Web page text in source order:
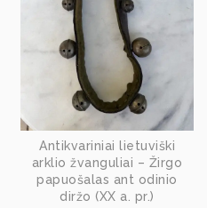
Antikvariniai lietuviški
arklio žvanguliai – Žirgo
papuošalas ant odinio
diržo (XX a. pr.)